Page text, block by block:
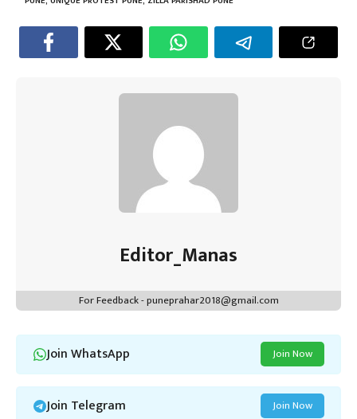
Editor_Manas
For Feedback - puneprahar2018@gmail.com
Join WhatsApp Join Now
Join Telegram Join Now